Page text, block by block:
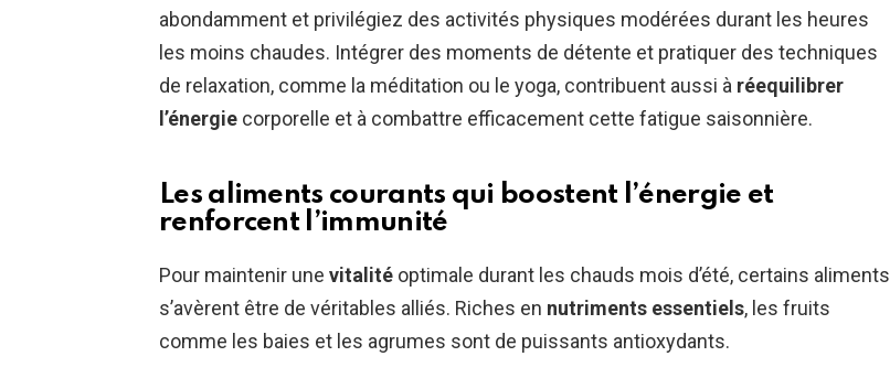
abondamment et privilégiez des activités physiques modérées durant les heures
les moins chaudes. Intégrer des moments de détente et pratiquer des techniques
de relaxation, comme la méditation ou le yoga, contribuent aussi à réequilibrer
l’énergie corporelle et à combattre efficacement cette fatigue saisonnière.
Les aliments courants qui boostent l’énergie et
renforcent l’immunité
Pour maintenir une vitalité optimale durant les chauds mois d’été, certains aliments
s’avèrent être de véritables alliés. Riches en nutriments essentiels, les fruits
comme les baies et les agrumes sont de puissants antioxydants.